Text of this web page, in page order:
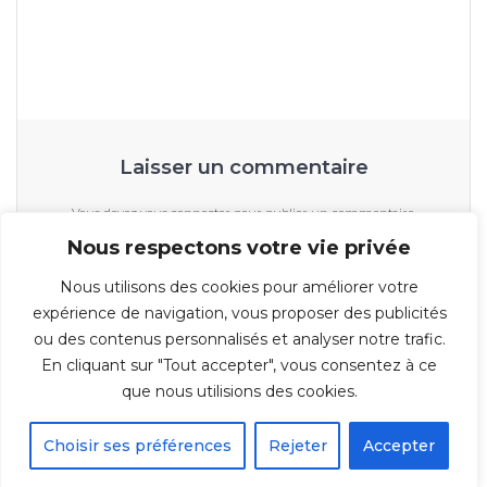
Nous respectons votre vie privée
Nous utilisons des cookies pour améliorer votre
expérience de navigation, vous proposer des publicités
ou des contenus personnalisés et analyser notre trafic.
En cliquant sur "Tout accepter", vous consentez à ce
que nous utilisions des cookies.
Choisir ses préférences Rejeter Accepter
Laisser un commentaire
Vous devez vous connecter pour publier un commentaire.
© 2026 Repro-IT - Groupe IT & You ©️ - SAS au capital de 350 000€ -
Immeuble l'ARSENAL 123, rue de Condé 59021 LILLE Cedex TÉL : 03 20 30 38